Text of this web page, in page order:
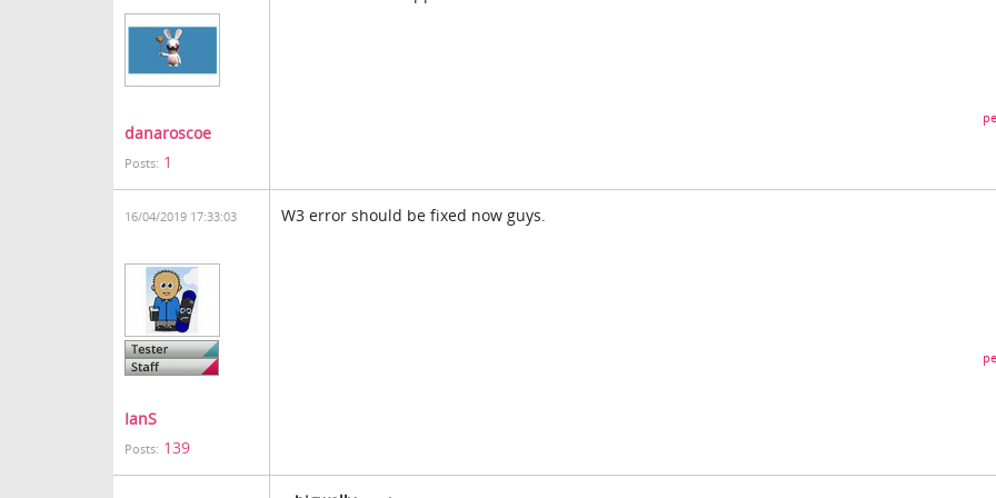
danaroscoe
Posts: 1
16/04/2019 17:33:03
IanS
Posts: 139
W3 error should be fixed now guys.